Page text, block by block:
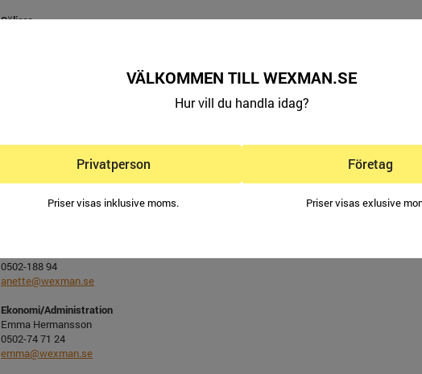
Säljare
Säljare/Produktansvarig
albin@wexman.se
0502-188 94
anette@wexman.se
Ekonomi/Administration
Emma Hermansson
0502-74 71 24
emma@wexman.se
VÄLKOMMEN TILL WEXMAN.SE
Hur vill du handla idag?
Privatperson
Priser visas inklusive moms.
Företag
Priser visas exlusive